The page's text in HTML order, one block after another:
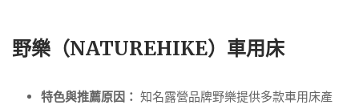
野樂（NATUREHIKE）車用床
特色與推薦原因： 知名露營品牌野樂提供多款車用床產